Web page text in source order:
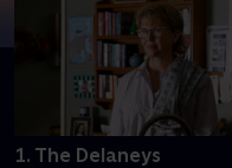
1. The Delaneys